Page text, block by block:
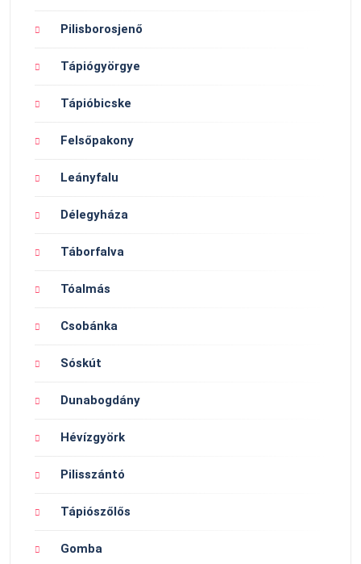
Pilisborosjenő
Tápiógyörgye
Tápióbicske
Felsőpakony
Leányfalu
Délegyháza
Táborfalva
Tóalmás
Csobánka
Sóskút
Dunabogdány
Hévízgyörk
Pilisszántó
Tápiószőlős
Gomba